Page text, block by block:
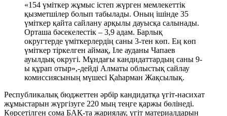
«154 үміткер жұмыс істеп жүрген мемлекеттік
қызметшілер болып табылады. Оның ішінде 35
үміткер қайта сайлану арқылы дауысқа салынады.
Орташа бәсекелестік – 3,9 адам. Барлық
округтерде үміткерлердің саны 3-тен көп. Ең көп
үміткер тіркелген аймақ, Іле ауданы Чапаев
ауылдық округі. Мұндағы кандидаттардың саны 9-
ы құрап отыр»,-дейді Алматы облыстық сайлау
комиссиясының мүшесі Қаһарман Жақсылық.
Республикалық бюджеттен әрбір кандидатқа үгіт-насихат
жұмыстарын жүргізуге 220 мың теңге қаржы бөлінеді.
Көрсетілген сома БАҚ-та жариялау, үгіт материалдарын